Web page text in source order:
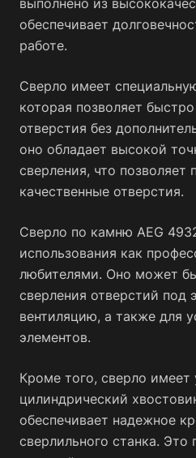
обеспечивает
работе.
Сверло имеет
которая позволяет
отверстия без
оно обладает высокой
сверления, что позволяет
качественные отверстия.
Сверло по камню AEG
использования как
любителями. Оно может
сверления отверстий под
вентиляцию, а также для
элементов.
Кроме того, сверло имеет
цилиндрический
обеспечивает надежное
сверлильного станка. Это